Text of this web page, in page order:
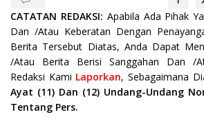
CATATAN REDAKSI: Apabila Ada Pihak
Dan /Atau Keberatan Dengan
Berita Tersebut Diatas, Anda Dapat
/Atau Berita Berisi Sanggahan Dan /
Redaksi Kami Laporkan, Sebagaimana
Ayat (11) Dan (12) Undang-Undang
Tentang Pers.